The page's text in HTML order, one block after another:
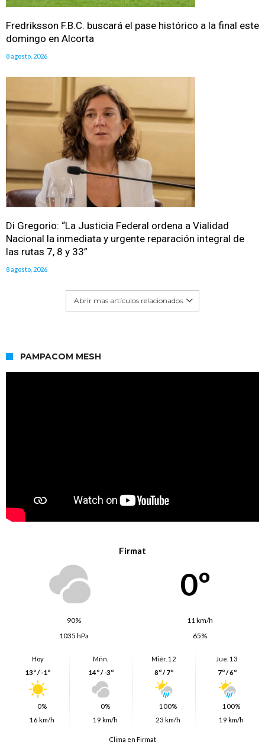
Fredriksson F.B.C. buscará el pase histórico a la final este
domingo en Alcorta
8 agosto, 2026
Di Gregorio: “La Justicia Federal ordena a Vialidad
Nacional la inmediata y urgente reparación integral de
las rutas 7, 8 y 33”
8 agosto, 2026
Abrir mas artículos relacionados
PAMPACOM MESH
Firmat
0º
90%
11 km/h
1035 hPa
65%
Hoy
13º / -1º
0%
16 km/h
Mñn.
14º / -3º
0%
19 km/h
Miér. 12
8º / 7º
100%
23 km/h
Jue. 13
7º / 6º
100%
19 km/h
Clima en Firmat